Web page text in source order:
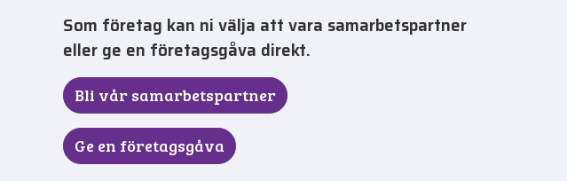
Som företag kan ni välja att vara samarbetspartner
eller ge en företagsgåva direkt.
Bli vår samarbetspartner
Ge en företagsgåva